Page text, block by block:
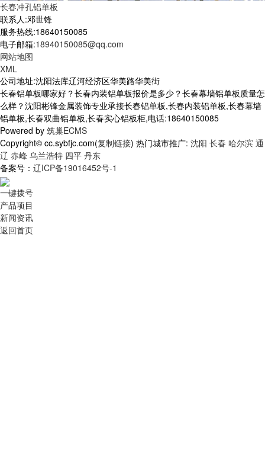
长春冲孔铝单板
联系人:邓世锋
服务热线:18640150085
电子邮箱:18940150085@qq.com
网站地图
XML
公司地址:沈阳法库辽河经济区华美路华美街
长春铝单板哪家好？长春内装铝单板报价是多少？长春幕墙铝单板质量怎
么样？沈阳彬锋金属装饰专业承接长春铝单板,长春内装铝单板,长春幕墙
铝单板,长春双曲铝单板,长春实心铝板柜,电话:18640150085
Powered by 筑巢ECMS
Copyright© cc.sybfjc.com(复制链接) 热门城市推广: 沈阳 长春 哈尔滨 通
辽 赤峰 乌兰浩特 四平 丹东
备案号： 辽ICP备19016452号-1
一键拨号
产品项目
新闻资讯
返回首页